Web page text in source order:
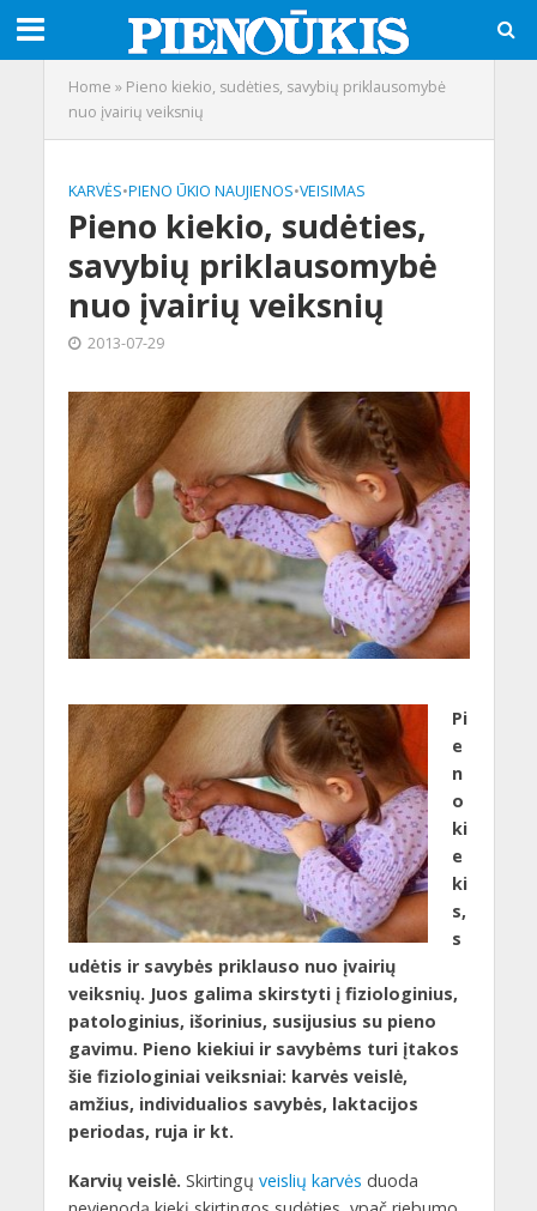
Home » Pieno kiekio, sudėties, savybių priklausomybė
nuo įvairių veiksnių
KARVĖS•PIENO ŪKIO NAUJIENOS•VEISIMAS
Pieno kiekio, sudėties,
savybių priklausomybė
nuo įvairių veiksnių
2013-07-29
Pi
e
n
o
ki
e
ki
s,
s
udėtis ir savybės priklauso nuo įvairių
veiksnių. Juos galima skirstyti į fiziologinius,
patologinius, išorinius, susijusius su pieno
gavimu. Pieno kiekiui ir savybėms turi įtakos
šie fiziologiniai veiksniai: karvės veislė,
amžius, individualios savybės, laktacijos
periodas, ruja ir kt.
Karvių veislė. Skirtingų veislių karvės duoda